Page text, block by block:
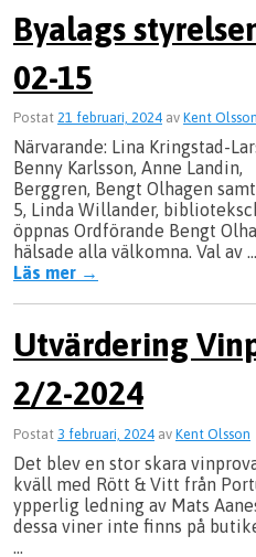
Byalags
02-15
Postat 21 februari, 2024 av Kent Olsson
Närvarande: Lina Kringstad-
Benny Karlsson, Anne
Berggren, Bengt Olhagen
5, Linda Willander,
öppnas Ordförande Bengt
hälsade alla välkomna. Val av …
Läs mer →
Utvärdering
2/2-2024
Postat 3 februari, 2024 av Kent Olsson
Det blev en stor skara
kväll med Rött & Vitt från
ypperlig ledning av Mats
dessa viner inte finns på